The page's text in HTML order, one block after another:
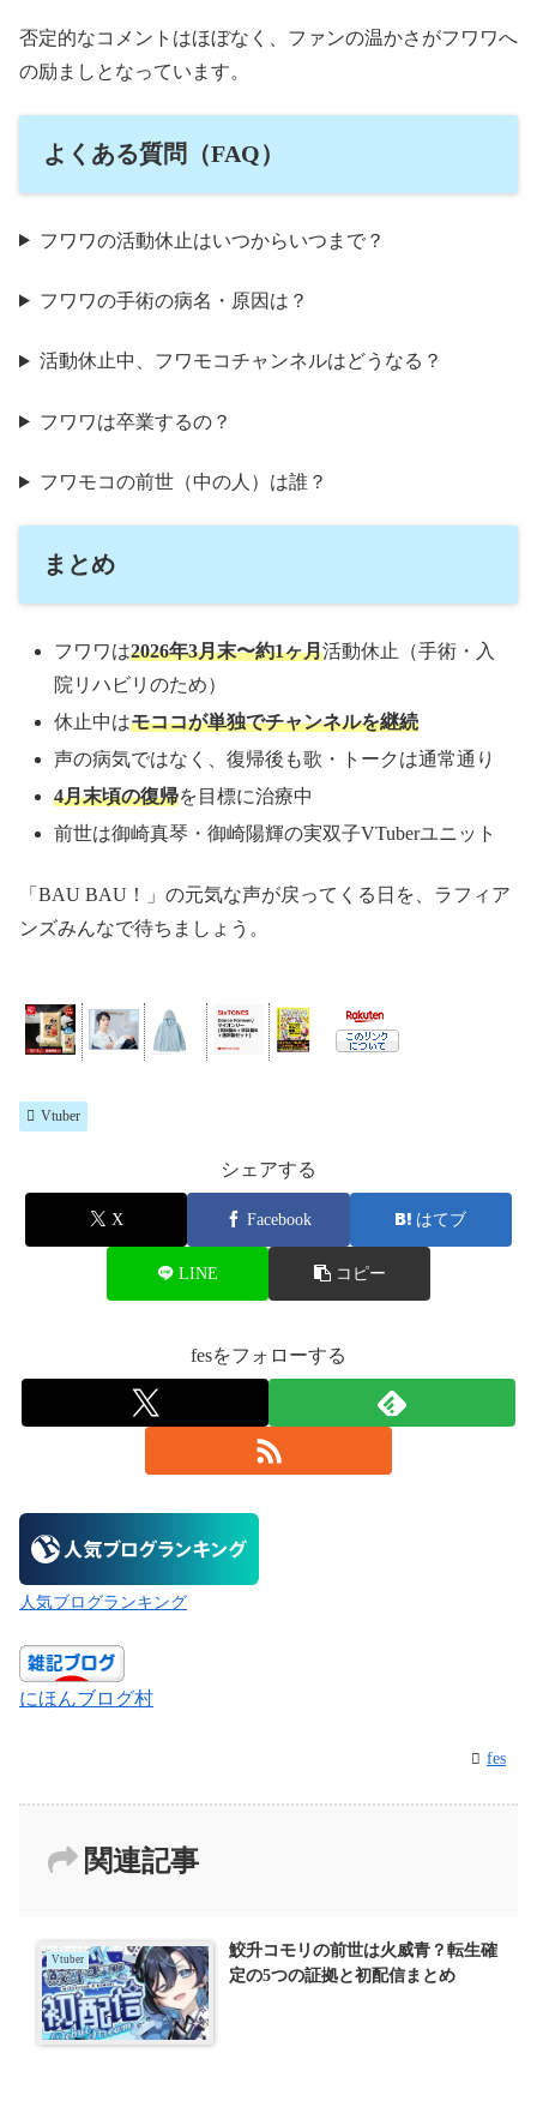
否定的なコメントはほぼなく、ファンの温かさがフワワへ
の励ましとなっています。
よくある質問（FAQ）
フワワの活動休止はいつからいつまで？
フワワの手術の病名・原因は？
活動休止中、フワモコチャンネルはどうなる？
フワワは卒業するの？
フワモコの前世（中の人）は誰？
まとめ
フワワは2026年3月末〜約1ヶ月活動休止（手術・入
院リハビリのため）
休止中はモココが単独でチャンネルを継続
声の病気ではなく、復帰後も歌・トークは通常通り
4月末頃の復帰を目標に治療中
前世は御崎真琴・御崎陽輝の実双子VTuberユニット
「BAU BAU！」の元気な声が戻ってくる日を、ラフィア
ンズみんなで待ちましょう。
Vtuber
シェアする
X Facebook はてブ
LINE コピー
fesをフォローする
人気ブログランキング
にほんブログ村
fes
関連記事
Vtuber
鮫升コモリの前世は火威青？転生確
定の5つの証拠と初配信まとめ